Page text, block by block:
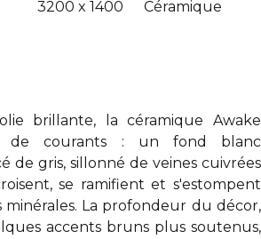
3200 x 1400 Céramique
brillante, la céramique Awake
de courants : un fond blanc
de gris, sillonné de veines cuivrées
se ramifient et s'estompent
minérales. La profondeur du décor,
accents bruns plus soutenus,